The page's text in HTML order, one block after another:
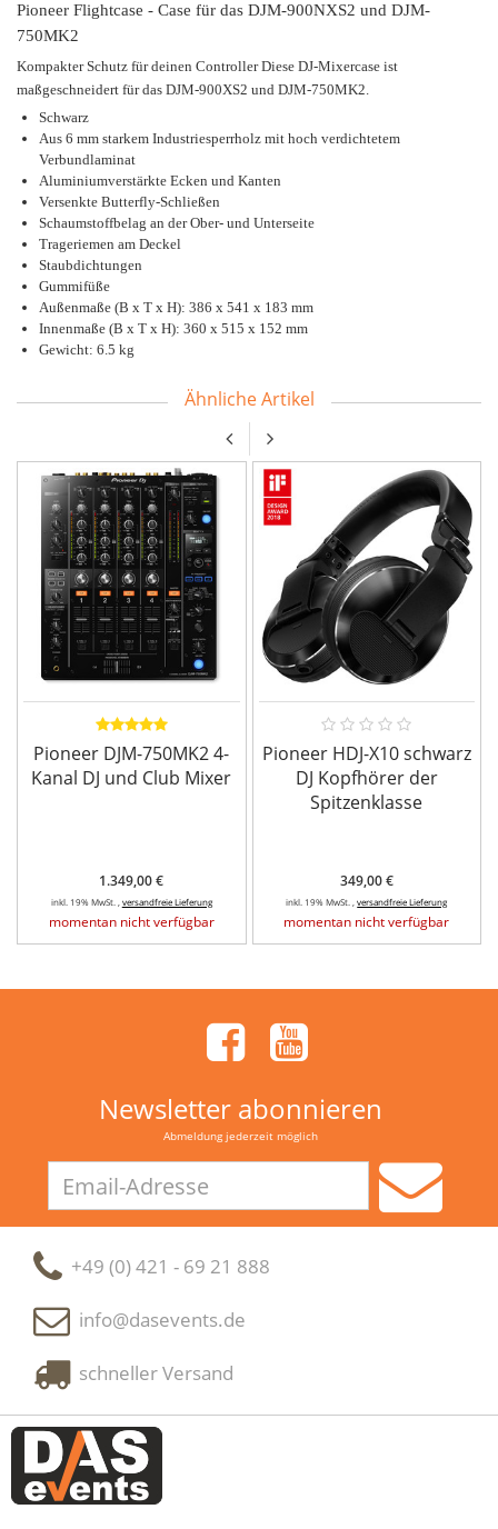
Pioneer Flightcase - Case für das DJM-900NXS2 und DJM-
750MK2
Kompakter Schutz für deinen Controller Diese DJ-Mixercase ist
maßgeschneidert für das DJM-900XS2 und DJM-750MK2.
Schwarz
Aus 6 mm starkem Industriesperrholz mit hoch verdichtetem
Verbundlaminat
Aluminiumverstärkte Ecken und Kanten
Versenkte Butterfly-Schließen
Schaumstoffbelag an der Ober- und Unterseite
Trageriemen am Deckel
Staubdichtungen
Gummifüße
Außenmaße (B x T x H): 386 x 541 x 183 mm
Innenmaße (B x T x H): 360 x 515 x 152 mm
Gewicht: 6.5 kg
Ähnliche Artikel
Pioneer DJM-750MK2 4-
Kanal DJ und Club Mixer
1.349,00 €
inkl. 19% MwSt. , versandfreie Lieferung
momentan nicht verfügbar
Pioneer HDJ-X10 schwarz
DJ Kopfhörer der
Spitzenklasse
349,00 €
inkl. 19% MwSt. ,versandfreie Lieferung
momentan nicht verfügbar
Newsletter abonnieren
Abmeldung jederzeit möglich
Adresse
+49 (0) 421 - 69 21 888
info@dasevents.de
schneller Versand